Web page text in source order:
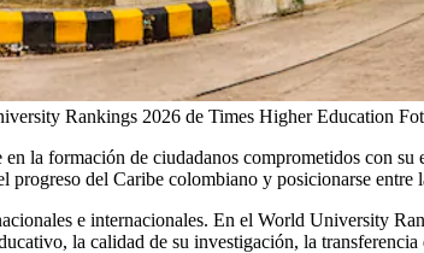
Rankings 2026 de Times Higher Education
la formación de ciudadanos comprometidos con
del Caribe colombiano y posicionarse entre
e internacionales. En el World University
la calidad de su investigación, la